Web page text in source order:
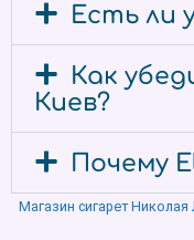
Есть ли
Как
Киев?
Почему
Магазин сигарет Николая